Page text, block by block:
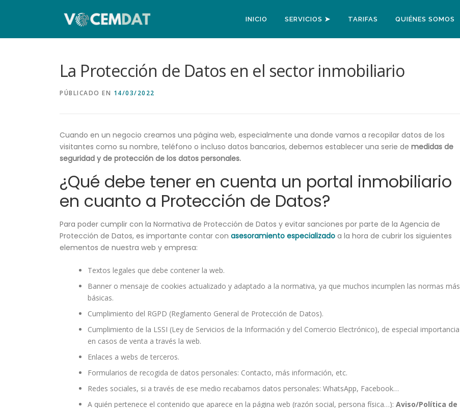
INICIO SERVICIOS ➤ TARIFAS QUIÉNES SOMOS
La Protección de Datos en el sector inmobiliario
PÚBLICADO EN 14/03/2022
Cuando en un negocio creamos una página web, especialmente una donde vamos a recopilar datos de los
visitantes como su nombre, teléfono o incluso datos bancarios, debemos establecer una serie de medidas de
seguridad y de protección de los datos personales.
¿Qué debe tener en cuenta un portal inmobiliario
en cuanto a Protección de Datos?
Para poder cumplir con la Normativa de Protección de Datos y evitar sanciones por parte de la Agencia de
Protección de Datos, es importante contar con asesoramiento especializado a la hora de cubrir los siguientes
elementos de nuestra web y empresa:
Textos legales que debe contener la web.
Banner o mensaje de cookies actualizado y adaptado a la normativa, ya que muchos incumplen las normas más
básicas.
Cumplimiento del RGPD (Reglamento General de Protección de Datos).
Cumplimiento de la LSSI (Ley de Servicios de la Información y del Comercio Electrónico), de especial importancia
en casos de venta a través la web.
Enlaces a webs de terceros.
Formularios de recogida de datos personales: Contacto, más información, etc.
Redes sociales, si a través de ese medio recabamos datos personales: WhatsApp, Facebook…
A quién pertenece el contenido que aparece en la página web (razón social, persona física…): Aviso/Política de